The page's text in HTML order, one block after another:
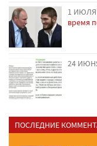
1
время
24
ПОСЛЕДНИЕ